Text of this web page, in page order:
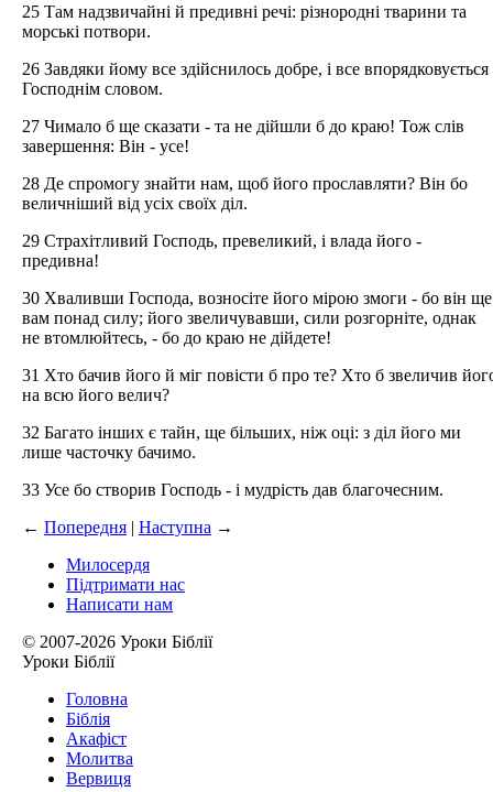
25 Там надзвичайні й предивні речі: різнородні тварини та
морські потвори.
26 Завдяки йому все здійснилось добре, і все впорядковується
Господнім словом.
27 Чимало б ще сказати - та не дійшли б до краю! Тож слів
завершення: Він - усе!
28 Де спромогу знайти нам, щоб його прославляти? Він бо
величніший від усіх своїх діл.
29 Страхітливий Господь, превеликий, і влада його -
предивна!
30 Хваливши Господа, возносіте його мірою змоги - бо він ще
вам понад силу; його звеличувавши, сили розгорніте, однак
не втомлюйтесь, - бо до краю не дійдете!
31 Хто бачив його й міг повісти б про те? Хто б звеличив
на всю його велич?
32 Багато інших є тайн, ще більших, ніж оці: з діл його ми
лише часточку бачимо.
33 Усе бо створив Господь - і мудрість дав благочесним.
← Попередня | Наступна →
Милосердя
Підтримати нас
Написати нам
© 2007-2026 Уроки Біблії
Уроки Біблії
Головна
Біблія
Акафіст
Молитва
Вервиця